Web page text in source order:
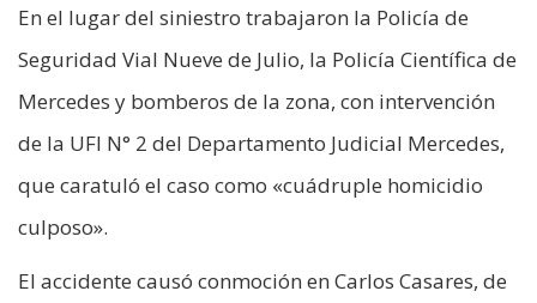
En el lugar del siniestro trabajaron la Policía de
Seguridad Vial Nueve de Julio, la Policía Científica de
Mercedes y bomberos de la zona, con intervención
de la UFI N° 2 del Departamento Judicial Mercedes,
que caratuló el caso como «cuádruple homicidio
culposo».
El accidente causó conmoción en Carlos Casares, de